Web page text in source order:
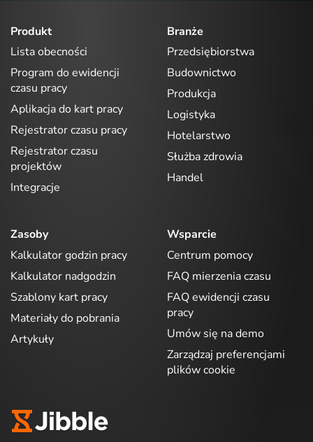
Produkt
Lista obecności
Program do ewidencji
czasu pracy
Aplikacja do kart pracy
Rejestrator czasu pracy
Rejestrator czasu
projektów
Integracje
Branże
Przedsiębiorstwa
Budownictwo
Produkcja
Logistyka
Hotelarstwo
Służba zdrowia
Handel
Zasoby
Kalkulator godzin pracy
Kalkulator nadgodzin
Szablony kart pracy
Materiały do pobrania
Artykuły
Wsparcie
Centrum pomocy
FAQ mierzenia czasu
FAQ ewidencji czasu
pracy
Umów się na demo
Zarządzaj preferencjami
plików cookie